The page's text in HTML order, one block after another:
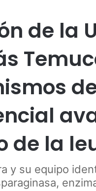
de la
de la
y su equipo